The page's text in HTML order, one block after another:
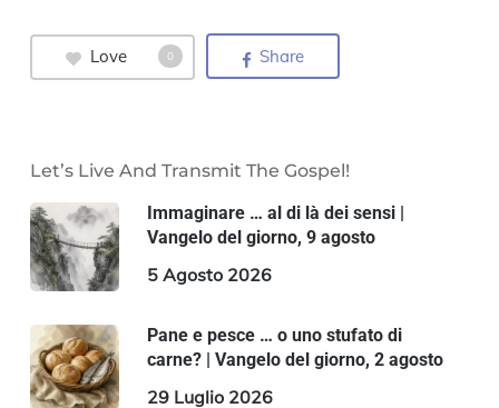
Love 0 Share
Let’s Live And Transmit The Gospel!
Immaginare … al di là dei sensi |
Vangelo del giorno, 9 agosto
5 Agosto 2026
Pane e pesce … o uno stufato di
carne? | Vangelo del giorno, 2 agosto
29 Luglio 2026